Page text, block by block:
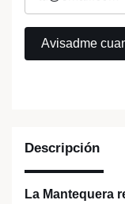
Descripción
La Mantequera